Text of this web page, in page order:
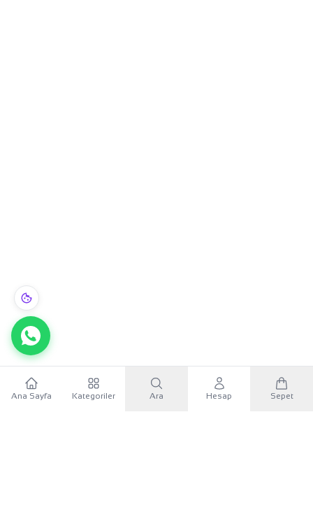
WhatsApp
Ana Sayfa Kategoriler Ara Hesap Sepet